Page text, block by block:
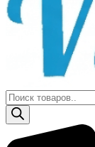
Поиск
товаров